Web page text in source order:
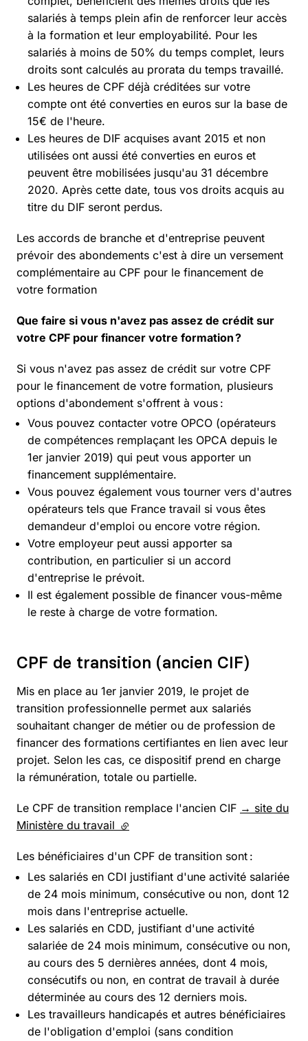
salariés à temps plein afin de renforcer leur accès
à la formation et leur employabilité. Pour les
salariés à moins de 50% du temps complet, leurs
droits sont calculés au prorata du temps travaillé.
Les heures de CPF déjà créditées sur votre
compte ont été converties en euros sur la base de
15€ de l'heure.
Les heures de DIF acquises avant 2015 et non
utilisées ont aussi été converties en euros et
peuvent être mobilisées jusqu'au 31 décembre
2020. Après cette date, tous vos droits acquis au
titre du DIF seront perdus.
Les accords de branche et d'entreprise peuvent
prévoir des abondements c'est à dire un versement
complémentaire au CPF pour le financement de
votre formation
Que faire si vous n'avez pas assez de crédit sur
votre CPF pour financer votre formation ?
Si vous n'avez pas assez de crédit sur votre CPF
pour le financement de votre formation, plusieurs
options d'abondement s'offrent à vous :
Vous pouvez contacter votre OPCO (opérateurs
de compétences remplaçant les OPCA depuis le
1er janvier 2019) qui peut vous apporter un
financement supplémentaire.
Vous pouvez également vous tourner vers d'autres
opérateurs tels que France travail si vous êtes
demandeur d'emploi ou encore votre région.
Votre employeur peut aussi apporter sa
contribution, en particulier si un accord
d'entreprise le prévoit.
Il est également possible de financer vous-même
le reste à charge de votre formation.
CPF de transition (ancien CIF)
Mis en place au 1er janvier 2019, le projet de
transition professionnelle permet aux salariés
souhaitant changer de métier ou de profession de
financer des formations certifiantes en lien avec leur
projet. Selon les cas, ce dispositif prend en charge
la rémunération, totale ou partielle.
Le CPF de transition remplace l'ancien CIF → site du
Ministère du travail (lien externe)
Les bénéficiaires d'un CPF de transition sont :
Les salariés en CDI justifiant d'une activité salariée
de 24 mois minimum, consécutive ou non, dont 12
mois dans l'entreprise actuelle.
Les salariés en CDD, justifiant d'une activité
salariée de 24 mois minimum, consécutive ou non,
au cours des 5 dernières années, dont 4 mois,
consécutifs ou non, en contrat de travail à durée
déterminée au cours des 12 derniers mois.
Les travailleurs handicapés et autres bénéficiaires
de l'obligation d'emploi (sans condition